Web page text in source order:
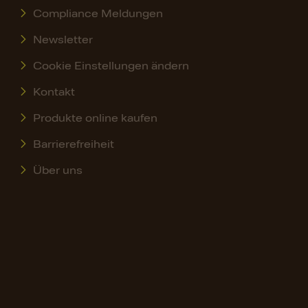
Compliance Meldungen
Newsletter
Cookie Einstellungen ändern
Kontakt
Produkte online kaufen
Barrierefreiheit
Über uns